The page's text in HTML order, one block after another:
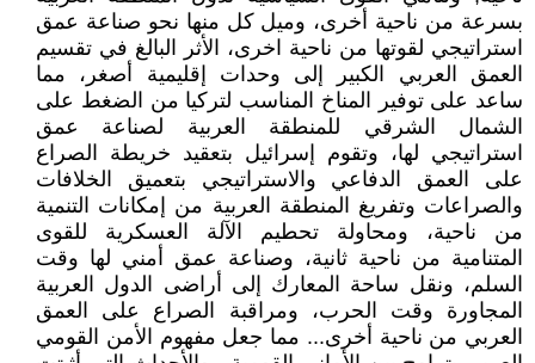
بسرعة من ناحية أخرى، وميل كل منها نحو صناعة عمق
استراتيجي لقوتها من ناحية اخرى، الأثر البالغ في تقسيم
العمق العربي الكبير إلى وحدات إقليمية أصغر، مما
ساعد على توفير المناخ المناسب لتركيا من الضغط على
الشمال الشرقي للمنطقة العربية لصناعة عمق
استراتيجي لها، وتقوم إسرائيل بتعقيد خريطة الصراع
على العمق الدفاعي والاستراتيجي بتعميق الخلافات
والصراعات وتفريغ المنطقة العربية من إمكانات التنمية
من ناحية، ومحاولة تحطيم الآلة العسكرية للقوى
المتنامية من ناحية ثانية، وصناعة عمق أمني لها وقت
السلم، ونقل ساحة المعارك إلى أراضى الدول العربية
المجاورة وقت الحرب، ومراقبة الصراع على العمق
العربي من ناحية أخرى... مما جعل مفهوم الأمن القومي